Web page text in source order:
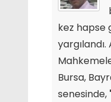
kez hapse
Bursa,
senesinde,